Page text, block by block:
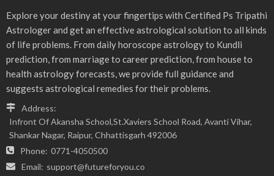
Explore your destiny at your fingertips with Certified Ps Tripathi
Astrologer and get an effective astrological solution to all kinds
of life problems. From daily horoscope astrology to Kundli
prediction, from marriage to career prediction, from house to
health astrology forecasts, we provide full guidance and
suggests astrological remedies for their problems.
Address:
Infront Of Akansha School,St.Xaviers School Road, Avanti Vihar,
Shankar Nagar, Raipur, Chhattisgarh 492006
Phone: 0771-4050500
Email: support@futureforyou.co